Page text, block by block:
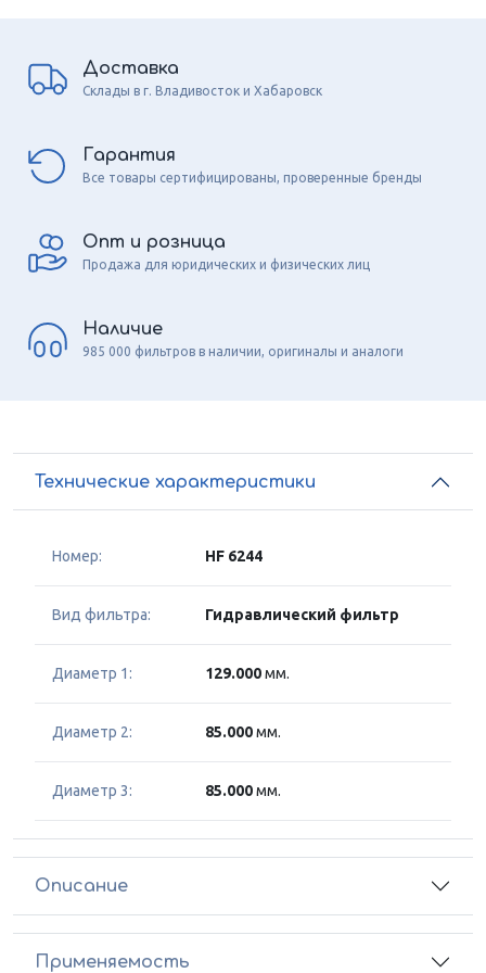
Доставка
Склады в г. Владивосток и Хабаровск
Гарантия
Все товары сертифицированы, проверенные бренды
Опт и розница
Продажа для юридических и физических лиц
Наличие
985 000 фильтров в наличии, оригиналы и аналоги
Технические характеристики
Номер: HF 6244
Вид фильтра: Гидравлический фильтр
Диаметр 1: 129.000мм.
Диаметр 2: 85.000мм.
Диаметр 3: 85.000мм.
Описание
Применяемость